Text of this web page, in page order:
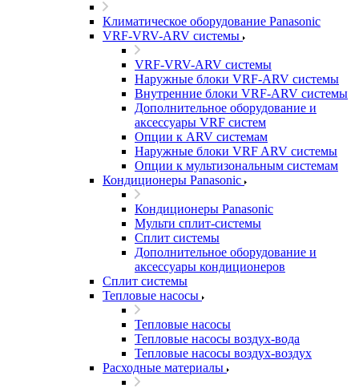
Климатическое оборудование Panasonic
VRF-VRV-ARV системы
VRF-VRV-ARV системы
Наружные блоки VRF-ARV системы
Внутренние блоки VRF-ARV системы
Дополнительное оборудование и
аксессуары VRF систем
Опции к ARV системам
Наружные блоки VRF ARV системы
Опции к мультизональным системам
Кондиционеры Panasonic
Кондиционеры Panasonic
Мульти сплит-системы
Сплит системы
Дополнительное оборудование и
аксессуары кондиционеров
Сплит системы
Тепловые насосы
Тепловые насосы
Тепловые насосы воздух-вода
Тепловые насосы воздух-воздух
Расходные материалы